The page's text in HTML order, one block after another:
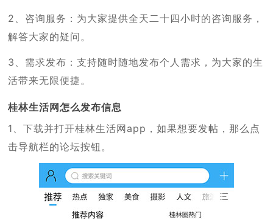
2、咨询服务：为大家提供全天二十四小时的咨询服务，
解答大家的疑问。
3、需求发布：支持随时随地发布个人需求，为大家的生
活带来无限便捷。
桂林生活网怎么发布信息
1、下载并打开桂林生活网app，如果想要发帖，那么点
击导航栏的论坛按钮。